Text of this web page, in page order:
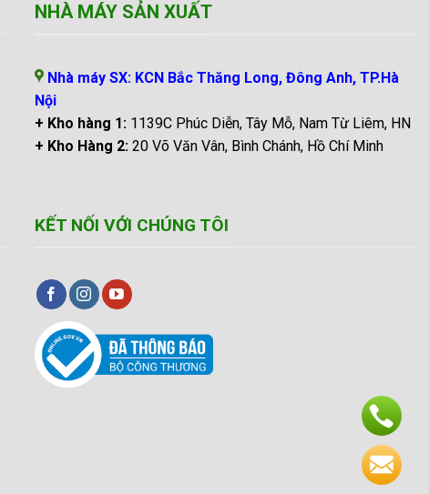
NHÀ MÁY SẢN XUẤT
Nhà máy SX: KCN Bắc Thăng Long, Đông Anh, TP.Hà
Nội
+ Kho hàng 1: 1139C Phúc Diễn, Tây Mỗ, Nam Từ Liêm, HN
+ Kho Hàng 2: 20 Võ Văn Vân, Bình Chánh, Hồ Chí Minh
KẾT NỐI VỚI CHÚNG TÔI